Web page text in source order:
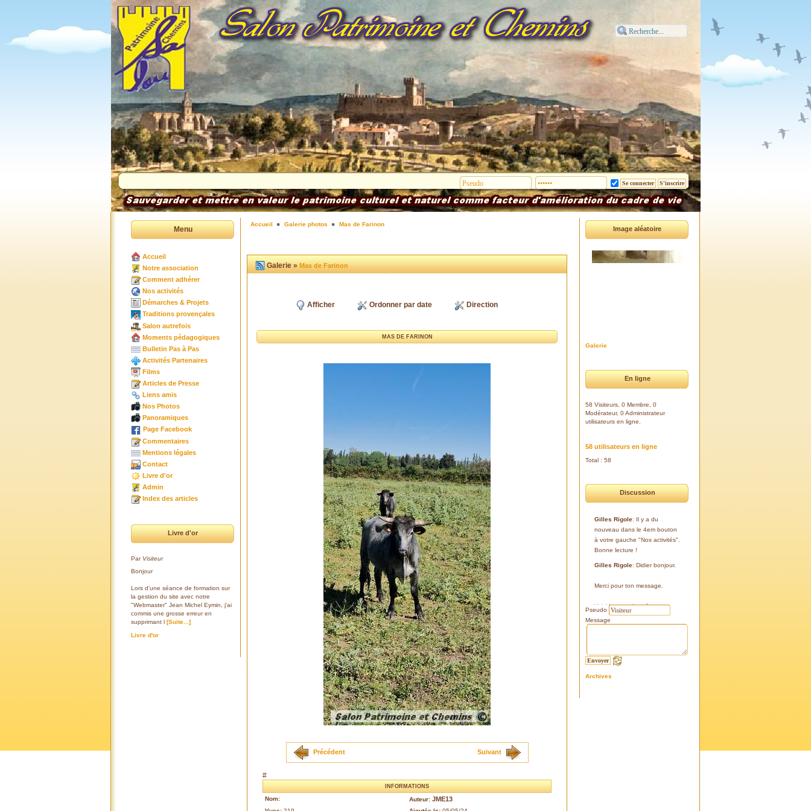
Menu
Accueil
Notre association
Comment adhérer
Nos activités
Démarches & Projets
Traditions provençales
Salon autrefois
Moments pédagogiques
Bulletin Pas à Pas
Activités Partenaires
Films
Articles de Presse
Liens amis
Nos Photos
Panoramiques
Page Facebook
Commentaires
Mentions légales
Contact
Livre d'or
Admin
Index des articles
Livre d'or
Par Visiteur
Bonjour
Lors d'une séance de formation sur
la gestion du site avec notre
"Webmaster" Jean Michel Eymin, j'ai
commis une grosse erreur en
supprimant l [Suite...]
Livre d'or
Image aléatoire
Galerie
En ligne
58 Visiteurs, 0 Membre, 0
Modérateur, 0 Administrateur
utilisateurs en ligne.
58 utilisateurs en ligne
Total : 58
Discussion
Gilles Rigole: Il y a du
nouveau dans le 4em bouton
à votre gauche "Nos activités".
Bonne lecture !
Gilles Rigole: Didier bonjour.
Merci pour ton message.
Voici les coordonnées:
43°38'48'' N
Si tu le peux, le veux, notre
l'Eissame, fait une sortie le
Pseudo
Message
Archives
Accueil Galerie photos Mas de Farinon
Galerie »Mas de Farinon
Afficher Ordonner par date Direction
MAS DE FARINON
Précédent Suivant
#
INFORMATIONS
Nom: Auteur: JME13